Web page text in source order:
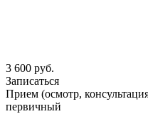
3 600 руб.
Записаться
Прием (осмотр,
первичный